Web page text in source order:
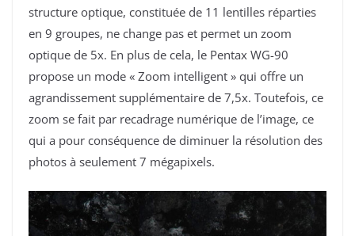
structure optique, constituée de 11 lentilles réparties
en 9 groupes, ne change pas et permet un zoom
optique de 5x. En plus de cela, le Pentax WG-90
propose un mode « Zoom intelligent » qui offre un
agrandissement supplémentaire de 7,5x. Toutefois, ce
zoom se fait par recadrage numérique de l’image, ce
qui a pour conséquence de diminuer la résolution des
photos à seulement 7 mégapixels.